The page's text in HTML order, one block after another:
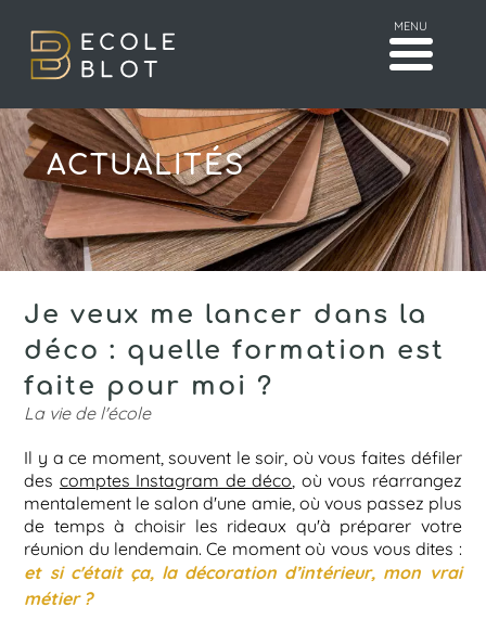
MENU
ACTUALITÉS
Je veux me lancer dans la
déco : quelle formation est
faite pour moi ?
La vie de l'école
Il y a ce moment, souvent le soir, où vous faites défiler
des comptes Instagram de déco , où vous réarrangez
mentalement le salon d'une amie, où vous passez plus
de temps à choisir les rideaux qu'à préparer votre
réunion du lendemain. Ce moment où vous vous dites :
et si c'était ça, la décoration d’intérieur, mon vrai
métier ?